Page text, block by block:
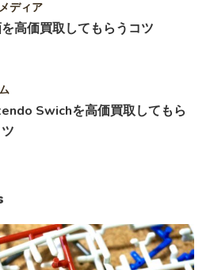
ディア
高価買取してもらうコツ
Swichを高価買取してもら